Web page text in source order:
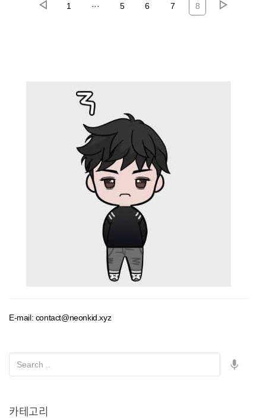
1 ··· 5 6 7 8
E-mail: contact@neonkid.xyz
카테고리